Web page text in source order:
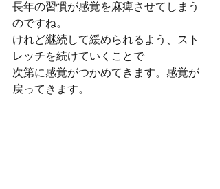
長年の習慣が感覚を麻痺させてしまう
のですね。
けれど継続して緩められるよう、スト
レッチを続けていくことで
次第に感覚がつかめてきます。感覚が
戻ってきます。